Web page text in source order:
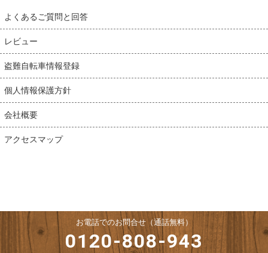
よくあるご質問と回答
レビュー
盗難自転車情報登録
個人情報保護方針
会社概要
アクセスマップ
お電話でのお問合せ（通話無料）
0120-808-943